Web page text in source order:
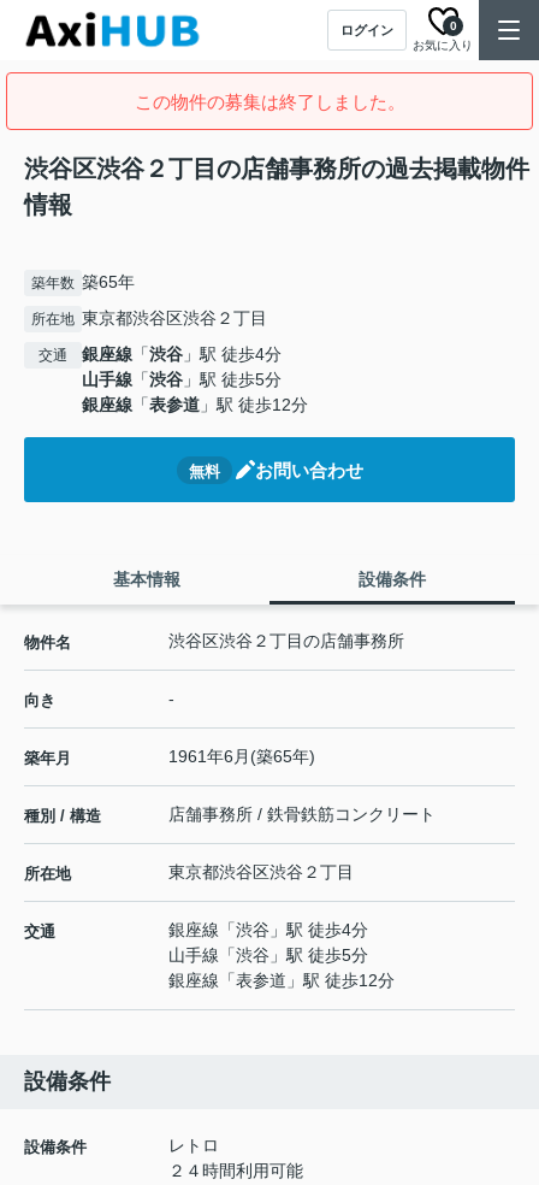
ログイン
お気に入り
0
この物件の募集は終了しました。
渋谷区渋谷２丁目の店舗事務所の過去掲載物件
情報
築年数 築65年
所在地 東京都渋谷区渋谷２丁目
交通 銀座線 「渋谷 」駅 徒歩4分
山手線 「渋谷 」駅 徒歩5分
銀座線 「表参道 」駅 徒歩12分
無料 お問い合わせ
基本情報 設備条件
物件名 渋谷区渋谷２丁目の店舗事務所
向き -
築年月 1961年6月(築65年)
種別 / 構造 店舗事務所 / 鉄骨鉄筋コンクリート
所在地 東京都渋谷区渋谷 ２丁目
交通 銀座線 「渋谷 」駅 徒歩4分
山手線 「渋谷 」駅 徒歩5分
銀座線 「表参道 」駅 徒歩12分
設備条件
設備条件
レトロ
２４時間利用可能